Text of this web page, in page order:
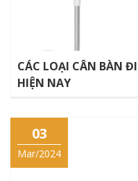
CÁC LOẠI CÂN BÀN
HIỆN NAY
03
Mar/2024